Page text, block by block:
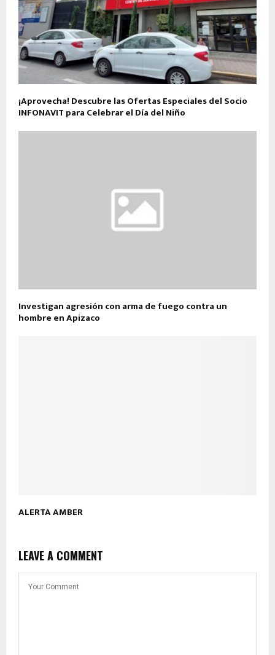
¡Aprovecha! Descubre las Ofertas Especiales del Socio
INFONAVIT para Celebrar el Día del Niño
Investigan agresión con arma de fuego contra un
hombre en Apizaco
ALERTA AMBER
LEAVE A COMMENT